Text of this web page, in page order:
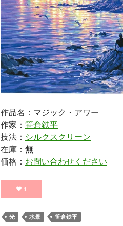
作品名：マジック・アワー
作家： 笹倉鉄平
技法： シルクスクリーン
在庫： 無
価格： お問い合わせください
1
光 水景 笹倉鉄平